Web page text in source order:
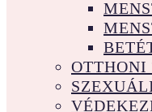
OTTHONI